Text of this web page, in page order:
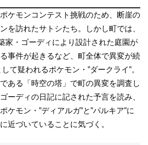
ケモンコンテスト挑戦のため、断崖の
を訪れたサトシたち。しかし町では、
家・ゴーディにより設計された庭園が
事件が起きるなど、町全体で異変が続
て疑われるポケモン・”ダークライ”。
ある「時空の塔」で町の異変を調査し
ーディの日記に記された予言を読み、
ケモン・”ディアルガ”と”パルキア”に
近づいていることに気づく。